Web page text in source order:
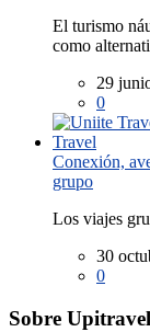
El turismo
como
29
0
Conexión,
grupo
Los viajes
30
0
Sobre Upitravel